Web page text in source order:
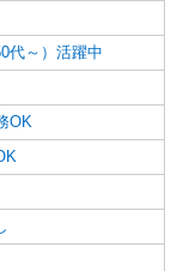
代～）活躍中
OK